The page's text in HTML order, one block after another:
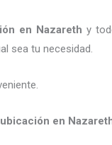
en Nazareth y
sea tu necesidad.
en